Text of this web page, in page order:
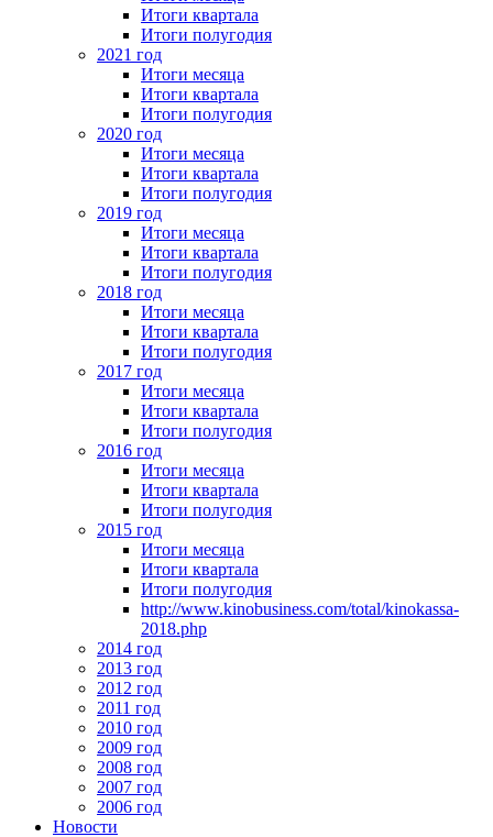
Итоги квартала
Итоги полугодия
2021 год
Итоги месяца
Итоги квартала
Итоги полугодия
2020 год
Итоги месяца
Итоги квартала
Итоги полугодия
2019 год
Итоги месяца
Итоги квартала
Итоги полугодия
2018 год
Итоги месяца
Итоги квартала
Итоги полугодия
2017 год
Итоги месяца
Итоги квартала
Итоги полугодия
2016 год
Итоги месяца
Итоги квартала
Итоги полугодия
2015 год
Итоги месяца
Итоги квартала
Итоги полугодия
http://www.kinobusiness.com/total/kinokassa-
2018.php
2014 год
2013 год
2012 год
2011 год
2010 год
2009 год
2008 год
2007 год
2006 год
Новости